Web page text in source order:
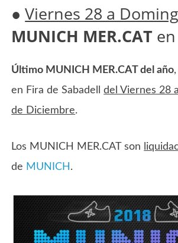
●Viernes 28 a
MUNICH MER.CAT
Último MUNICH MER.CAT del año
en Fira de Sabadelldel Viernes 28
de Diciembre.
Los MUNICH MER.CAT son
de MUNICH .